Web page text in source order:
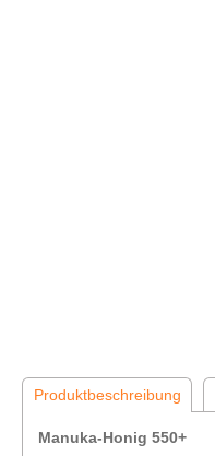
Produktbeschreibung
Manuka-Honig 550+